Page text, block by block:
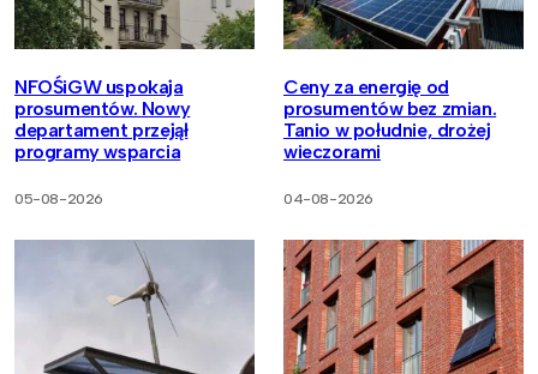
NFOŚiGW uspokaja
prosumentów. Nowy
departament przejął
programy wsparcia
05-08-2026
Ceny za energię od
prosumentów bez zmian.
Tanio w południe, drożej
wieczorami
04-08-2026